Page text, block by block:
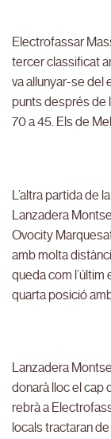
Electrofassar
tercer classificat
va allunyar-se del
punts després de
70 a 45. Els de
L’altra partida de
Lanzadera
Ovocity
amb molta
queda com l’últim
quarta posició
Lanzadera
donarà lloc el cap
rebrà a
locals tractaran